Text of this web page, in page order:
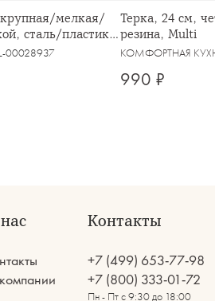
мелкая/
сталь/пластик,
00028937
Терка, 24 см,
резина, Multi
КОМФОРТНАЯ
990 ₽
Контакты
+7 (499) 653-77-98
+7 (800) 333-01-72
Пн - Пт с 9:30 до 18:00